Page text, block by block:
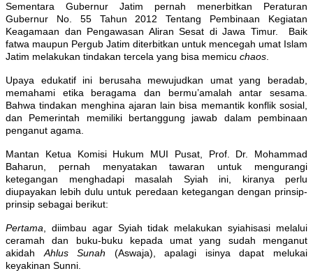
Sementara Gubernur Jatim pernah menerbitkan Peraturan
Gubernur No. 55 Tahun 2012 Tentang Pembinaan Kegiatan
Keagamaan dan Pengawasan Aliran Sesat di Jawa Timur. Baik
fatwa maupun Pergub Jatim diterbitkan untuk mencegah umat Islam
Jatim melakukan tindakan tercela yang bisa memicu chaos.
Upaya edukatif ini berusaha mewujudkan umat yang beradab,
memahami etika beragama dan bermu’amalah antar sesama.
Bahwa tindakan menghina ajaran lain bisa memantik konflik sosial,
dan Pemerintah memiliki bertanggung jawab dalam pembinaan
penganut agama.
Mantan Ketua Komisi Hukum MUI Pusat, Prof. Dr. Mohammad
Baharun, pernah menyatakan tawaran untuk mengurangi
ketegangan menghadapi masalah Syiah ini, kiranya perlu
diupayakan lebih dulu untuk peredaan ketegangan dengan prinsip-
prinsip sebagai berikut:
Pertama, diimbau agar Syiah tidak melakukan syiahisasi melalui
ceramah dan buku-buku kepada umat yang sudah menganut
akidahAhlus Sunah (Aswaja), apalagi isinya dapat melukai
keyakinan Sunni.